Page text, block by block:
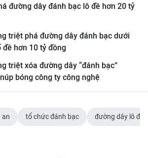
đường dây đánh bạc lô đề hơn 20 tỷ
triệt phá đường dây đánh bạc dưới
hơn 10 tỷ đồng
triệt xóa đường dây “đánh bạc”
bóng công ty công nghệ
an tổ chức đánh bạc đường dây lô đề